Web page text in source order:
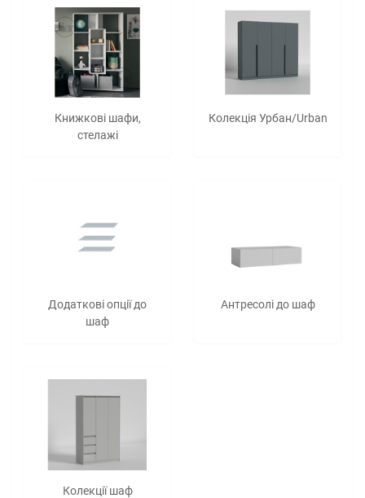
Книжкові шафи,
стелажі
Колекція Урбан/Urban
Додаткові опції до
шаф
Антресолі до шаф
Колекції шаф